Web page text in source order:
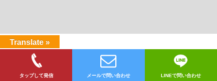
タップして発信 メールで問い合わせ LINEで問い合わせ
Translate »